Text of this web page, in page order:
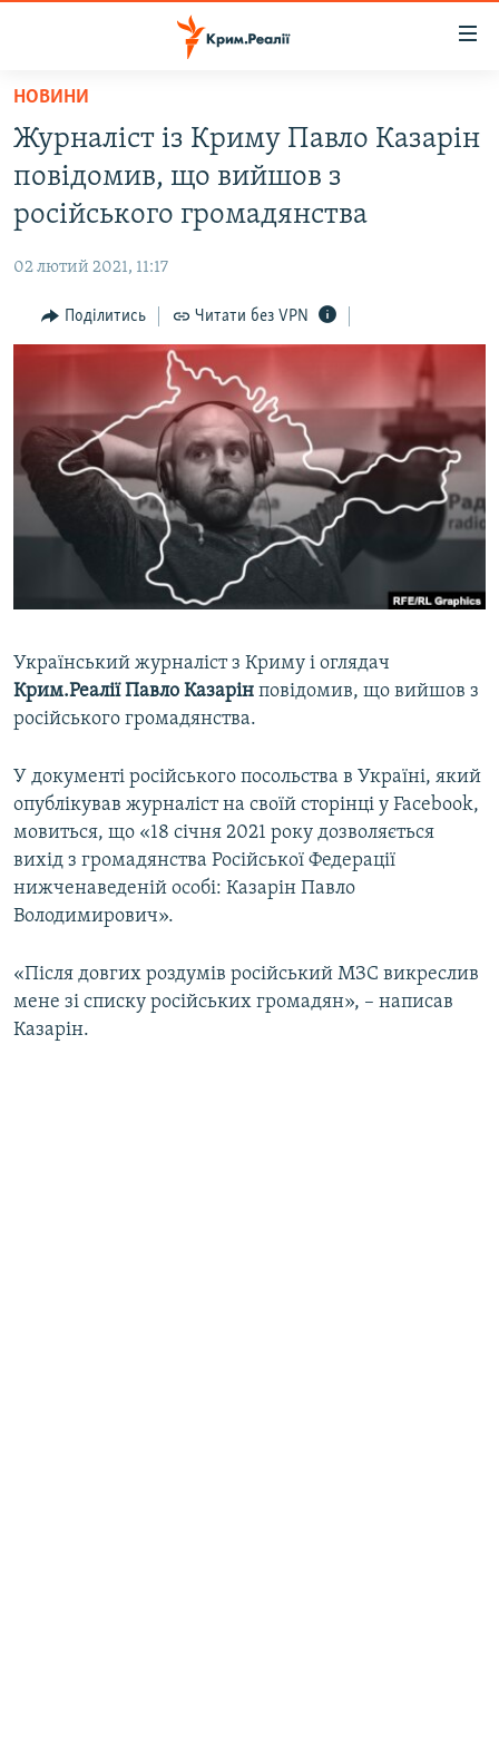
Перейти
основного
матеріалу
Перейти
до
основної
Перейти
до
ВОДА.КРИМ
ВІДЕО ТА ФОТО
БЛОГИ
ПОГЛЯД
ІНТЕРВ'Ю
СПЕЦПРОЕКТИ
ДЕПОРТАЦІЯ
ВІДЕОУРОКИ «ELIFBE»
СВІДЧЕННЯ ОКУПАЦІЇ
УКРАЇНСЬКА ПРОБЛЕМА КРИМУ
ЯК ОБІЙТИ БЛОКУВАННЯ
Русский
Qırımtatar
НОВИНИ
Журналіст із Криму Павло Казарін
повідомив, що вийшов з
російського громадянства
02 лютий 2021, 11:17
Поділитись Читати без VPN
Український журналіст з Криму і оглядач
Крим.Реалії Павло Казарін повідомив, що вийшов з
російського громадянства.
У документі російського посольства в Україні, який
опублікував журналіст на своїй сторінці у Facebook,
мовиться, що «18 січня 2021 року дозволяється
вихід з громадянства Російської Федерації
нижченаведеній особі: Казарін Павло
Володимирович».
«Після довгих роздумів російський МЗС викреслив
мене зі списку російських громадян», – написав
Казарін.